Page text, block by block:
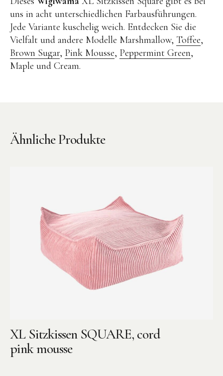
uns in acht unterschiedlichen Farbausführungen.
Jede Variante kuschelig weich. Entdecken Sie die
Vielfalt und andere Modelle Marshmallow, Toffee,
Brown Sugar, Pink Mousse, Peppermint Green,
Maple und Cream.
Ähnliche Produkte
XL Sitzkissen SQUARE, cord
pink mousse